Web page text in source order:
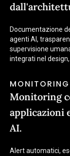
Documentazione
agenti AI,
supervisione
integrati nel
Monitoring
applicazioni
AI.
Alert automatici,